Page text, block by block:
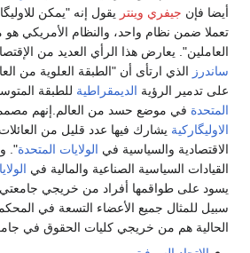
أيضا فإن جيفري وينتر يقول إنه "يمكن
تعملا ضمن نظام واحد، والنظام الأمريكي
العاملين". يعارض هذا الرأي العديد من
ساندرز الذي ارتأى أن "الطبقة العلوية من
على تدمير الرؤية الديمقراطية للطبقة
المتحدة في موضع حسد من العالم.إنهم
الاوليگاركية يشارك فيها عدد قليل من
الاقتصادية والسياسية في الولايات المتحدة".
القيادات السياسية الصناعية والمالية في
يسود على طواقمها أفراد من خريجي جامعتي
سبيل للمثال جميع الأعضاء التسعة في
الحالية هم من خريجي كليات الحقوق في